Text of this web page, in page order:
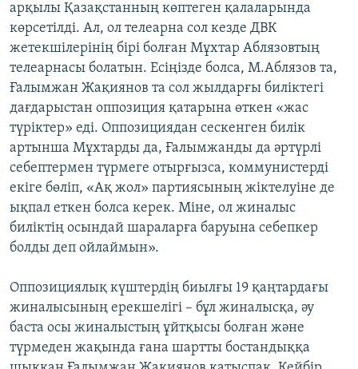
арқылы Қазақстанның көптеген қалаларында
көрсетілді. Ал, ол телеарна сол кезде ДВК
жетекшілерінің бірі болған Мұхтар Аблязовтың
телеарнасы болатын. Есіңізде болса, М.Аблязов та,
Ғалымжан Жақиянов та сол жылдарғы биліктегі
дағдарыстан оппозиция қатарына өткен «жас
түріктер» еді. Оппозициядан сескенген билік
артынша Мұхтарды да, Ғалымжанды да әртүрлі
себептермен түрмеге отырғызса, коммунистерді
екіге бөліп, «Ақ жол» партиясының жіктелуіне де
ықпал еткен болса керек. Міне, ол жиналыс
биліктің осындай шараларға баруына себепкер
болды деп ойлаймын».
Оппозициялық күштердің биылғы 19 қаңтардағы
жиналысының ерекшелігі – бұл жиналысқа, әу
баста осы жиналыстың ұйтқысы болған және
түрмеден жақында ғана шартты бостандыққа